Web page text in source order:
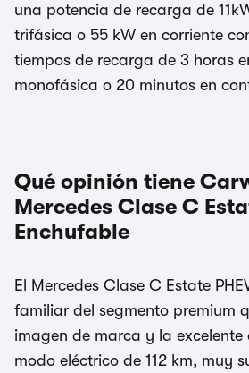
una potencia de recarga de
trifásica o 55 kW en corriente
tiempos de recarga de 3 horas
monofásica o 20 minutos en
Qué opinión tiene
Mercedes Clase C
Enchufable
El Mercedes Clase C Estate
familiar del segmento premium
imagen de marca y la excelente
modo eléctrico de 112 km, muy